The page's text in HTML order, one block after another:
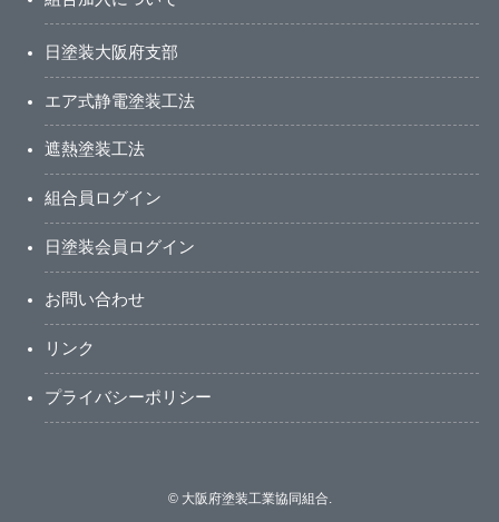
日塗装大阪府支部
エア式静電塗装工法
遮熱塗装工法
組合員ログイン
日塗装会員ログイン
お問い合わせ
リンク
プライバシーポリシー
©大阪府塗装工業協同組合.